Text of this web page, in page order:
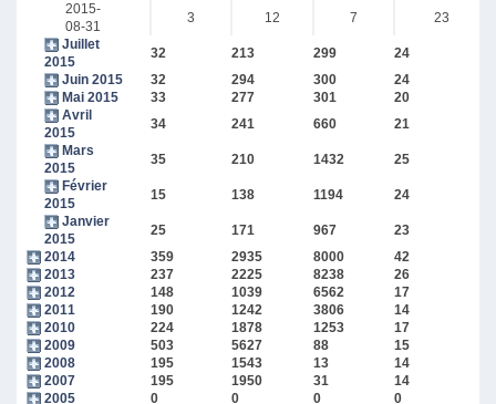
2015-
08-31
3 12 7
23
Juillet
2015
32 213 299 24
Juin 2015
32 294 300 24
Mai 2015
33 277 301 20
Avril
2015
34 241 660 21
Mars
2015
35 210 1432 25
Février
2015
15 138 1194 24
Janvier
2015
25 171 967 23
2014
359 2935 8000 42
2013
237 2225 8238 26
2012
148 1039 6562 17
2011
190 1242 3806 14
2010
224 1878 1253 17
2009
503 5627 88 15
2008
195 1543 13 14
2007
195 1950 31 14
2005
0 0 0 0